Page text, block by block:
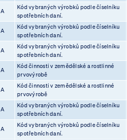
A
Kód vybraných výrobků podle číselníku
spotřebních daní.
A
Kód vybraných výrobků podle číselníku
spotřebních daní.
A
Kód vybraných výrobků podle číselníku
spotřebních daní.
A
Kód činnosti v zemědělské a rostlinné
prvovýrobě
A
Kód činnosti v zemědělské a rostlinné
prvovýrobě
A
Kód vybraných výrobků podle číselníku
spotřebních daní.
A
Kód vybraných výrobků podle číselníku
spotřebních daní.